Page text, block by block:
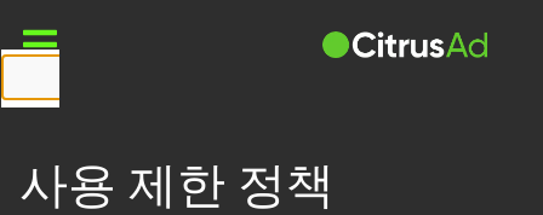
First Name
Company
사용 제한 정책